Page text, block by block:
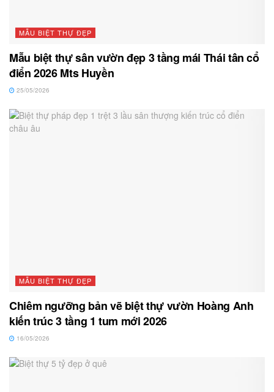
MẪU BIỆT THỰ ĐẸP
Mẫu biệt thự sân vườn đẹp 3 tầng mái Thái tân cổ
điển 2026 Mts Huyền
25/05/2026
MẪU BIỆT THỰ ĐẸP
Chiêm ngưỡng bản vẽ biệt thự vườn Hoàng Anh
kiến trúc 3 tầng 1 tum mới 2026
16/05/2026